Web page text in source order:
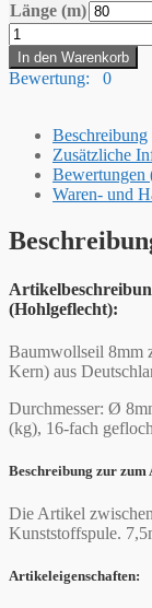
Länge (m)
Hummelt®
Baumwollseil
Baumwollkordel
(H)
zitronengelb
Menge
In den Warenkorb
Bewertung: 0
Beschreibung
Zusätzliche
Bewertungen
Waren- und
(Hohlgeflecht):
Baumwollseil 8mm
Kern) aus
Durchmesser: Ø
(kg), 16-fach
Beschreibung zur
Die Artikel
Kunststoffspule.
Artikeleigenschaften: